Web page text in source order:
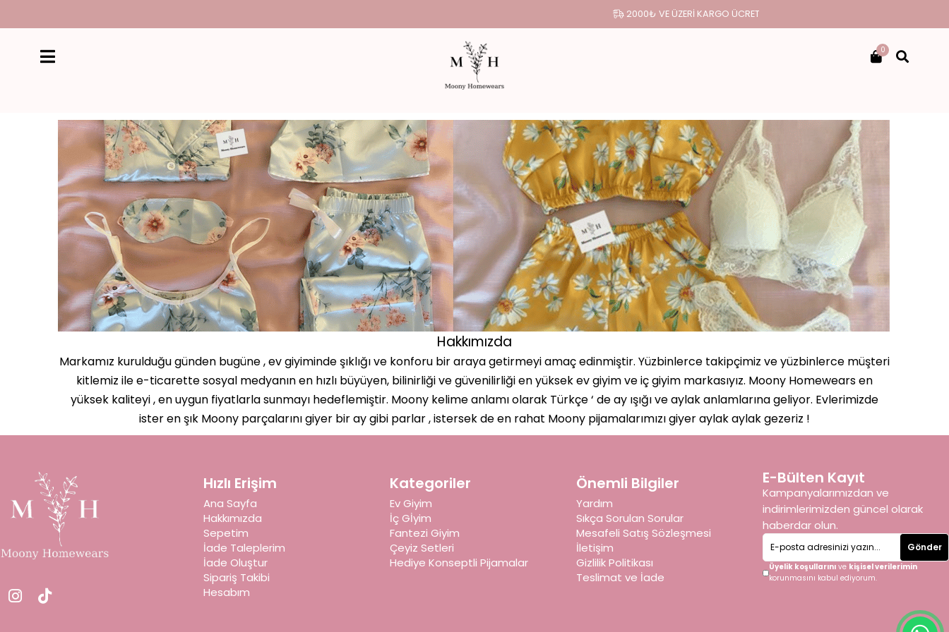
2000₺ VE ÜZERİ KARGO ÜCRETSİZ●
0
Hakkımızda
Markamız kurulduğu günden bugüne , ev giyiminde şıklığı ve konforu bir araya getirmeyi amaç edinmiştir. Yüzbinlerce takipçimiz ve yüzbinlerce müşteri
kitlemiz ile e-ticarette sosyal medyanın en hızlı büyüyen, bilinirliği ve güvenilirliği en yüksek ev giyim ve iç giyim markasıyız. Moony Homewears en
yüksek kaliteyi , en uygun fiyatlarla sunmayı hedeflemiştir. Moony kelime anlamı olarak Türkçe ‘ de ay ışığı ve aylak anlamlarına geliyor. Evlerimizde
ister en şık Moony parçalarını giyer bir ay gibi parlar , istersek de en rahat Moony pijamalarımızı giyer aylak aylak gezeriz !
Hızlı Erişim
Ana Sayfa
Hakkımızda
Sepetim
İade Taleplerim
İade Oluştur
Sipariş Takibi
Hesabım
Kategoriler
Ev Giyim
İç Gİyim
Fantezi Giyim
Çeyiz Setleri
Hediye Konseptli Pijamalar
Önemli Bilgiler
Yardım
Sıkça Sorulan Sorular
Mesafeli Satış Sözleşmesi
İletişim
Gizlilik Politikası
Teslimat ve İade
E-Bülten Kayıt
Kampanyalarımızdan ve
indirimlerimizden güncel olarak
haberdar olun.
Gönder
Üyelik koşullarını ve kişisel verilerimin
korunmasını kabul ediyorum.